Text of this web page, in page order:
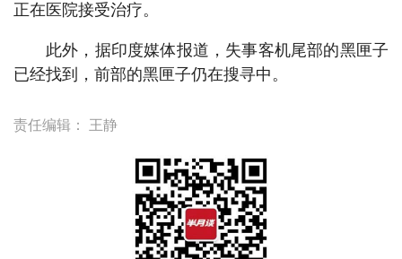
正在医院接受治疗。
此外，据印度媒体报道，失事客机尾部的黑匣子
已经找到，前部的黑匣子仍在搜寻中。
责任编辑： 王静